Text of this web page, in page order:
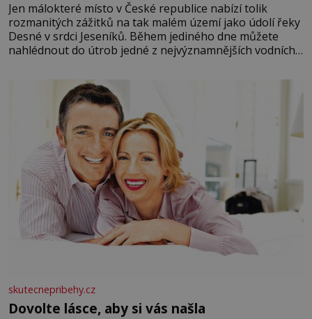
Jen málokteré místo v České republice nabízí tolik
rozmanitých zážitků na tak malém území jako údolí řeky
Desné v srdci Jeseníků. Během jediného dne můžete
nahlédnout do útrob jedné z nejvýznamnějších vodních
se na koloběžce a den zakončit poznáváním památek ve
Velkých Losinách nebo v termálním
skutecnepribehy.cz
Dovolte lásce, aby si vás našla